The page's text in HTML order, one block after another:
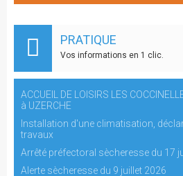
PRATIQUE
Vos informations en 1 clic.
ACCUEIL DE LOISIRS LES
à UZERCHE
Installation d'une climatisation,
travaux
Arrêté préfectoral sècheresse du 17
Alerte sècheresse du 9 juillet 2026